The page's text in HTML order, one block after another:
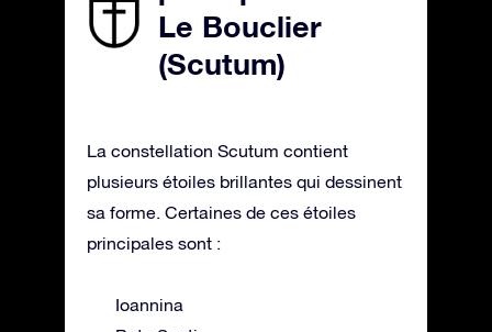
Le Bouclier
(Scutum)
La constellation Scutum contient
plusieurs étoiles brillantes qui dessinent
sa forme. Certaines de ces étoiles
principales sont :
Ioannina